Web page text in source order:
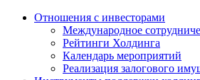
Отношения с инвесторами
Международное
Рейтинги Холдинга
Календарь мероприятий
Реализация залогового